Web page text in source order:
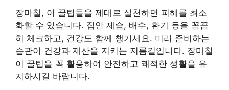
장마철, 이 꿀팁들을 제대로 실천하면 피해를 최소
화할 수 있습니다. 집안 제습, 배수, 환기 등을 꼼꼼
히 체크하고, 건강도 함께 챙기세요. 미리 준비하는
습관이 건강과 재산을 지키는 지름길입니다. 장마철
이 꿀팁을 꼭 활용하여 안전하고 쾌적한 생활을 유
지하시길 바랍니다.